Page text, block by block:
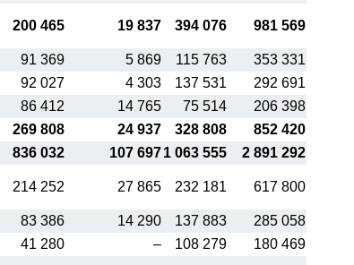
200 465 19 837 394 076 981 569
91 369 5 869 115 763
353 331
92 027 4 303 137 531
292 691
86 412 14 765 75 514
206 398
269 808 24 937 328 808
852 420
836 032 107 6971 063 555
2 891 292
214 252 27 865 232 181 617 800
83 386 14 290 137 883
285 058
41 280 – 108 279
180 469